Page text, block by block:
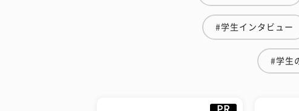
#学生インタビュー
#学生